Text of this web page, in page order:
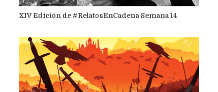
XIV Edición de #RelatosEnCadena Semana 14